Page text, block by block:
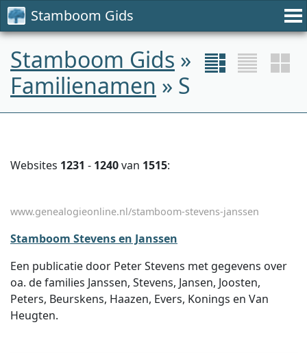
Stamboom Gids
Stamboom Gids »
Familienamen » S
Websites 1231 - 1240van 1515:
www.genealogieonline.nl/stamboom-stevens-janssen
Stamboom Stevens en Janssen
Een publicatie door Peter Stevens met gegevens over
oa. de families Janssen, Stevens, Jansen, Joosten,
Peters, Beurskens, Haazen, Evers, Konings en Van
Heugten.